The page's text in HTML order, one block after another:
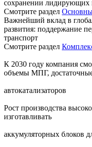
сохранении лидирующих
Смотрите раздел
Важнейший вклад в
развития: поддержание
транспорт
Смотрите раздел
К 2030 году компания
объемы МПГ,
автокатализаторов
Рост производства
изготавливать
аккумуляторных блоков